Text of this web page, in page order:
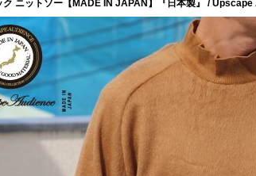
ク ニットソー【MADE IN JAPAN】『日本製』 /